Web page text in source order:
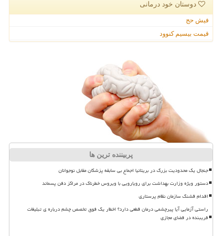
دوستان خود درمانی
فیش حج
قیمت بیسیم کنوود
پربیننده ترین ها
جنجال یک محدودیت بزرگ در بریتانیا اجماع بی سابقه پزشکان مقابل نوجوانان
دستور ویژه وزارت بهداشت برای رویارویی با ویروس خطرناک در مراکز دفن پسماند
اقدام قشنگ سازمان نظام پرستاری
راستی آزمایی آیا پیرچشمی درمان قطعی دارد؟ اخطار یک فوق تخصص چشم درباره ی تبلیغات
فریبنده در فضای مجازی